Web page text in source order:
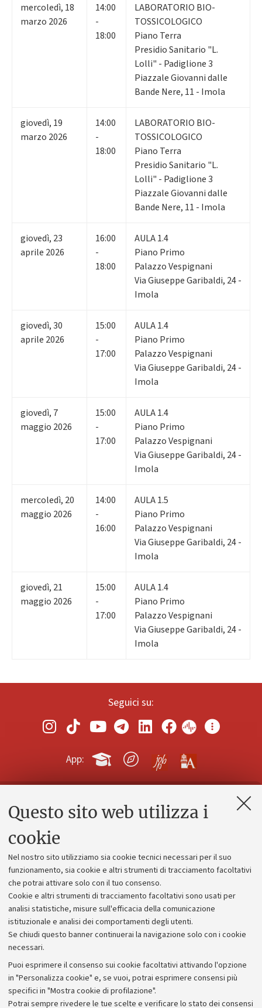
Questo sito web utilizza i
cookie
Nel nostro sito utilizziamo sia cookie tecnici necessari per il suo
funzionamento, sia cookie e altri strumenti di tracciamento facoltativi
che potrai attivare solo con il tuo consenso.
Cookie e altri strumenti di tracciamento facoltativi sono usati per
analisi statistiche, misure sull'efficacia della comunicazione
istituzionale e analisi dei comportamenti degli utenti.
Se chiudi questo banner continuerai la navigazione solo con i cookie
necessari.
Puoi esprimere il consenso sui cookie facoltativi attivando l'opzione
in "Personalizza cookie" e, se vuoi, potrai esprimere consensi più
specifici in "Mostra cookie di profilazione".
Potrai sempre rivedere le tue scelte e verificare lo stato dei consensi
mercoledì, 18
marzo 2026
14:00
-
18:00
LABORATORIO BIO-
TOSSICOLOGICO
Piano Terra
Presidio Sanitario "L.
Lolli" - Padiglione 3
Piazzale Giovanni dalle
Bande Nere, 11 - Imola
giovedì, 19
marzo 2026
14:00
-
18:00
LABORATORIO BIO-
TOSSICOLOGICO
Piano Terra
Presidio Sanitario "L.
Lolli" - Padiglione 3
Piazzale Giovanni dalle
Bande Nere, 11 - Imola
giovedì, 23
aprile 2026
16:00
-
18:00
AULA 1.4
Piano Primo
Palazzo Vespignani
Via Giuseppe Garibaldi, 24 -
Imola
giovedì,30
aprile 2026
15:00
-
17:00
AULA 1.4
Piano Primo
Palazzo Vespignani
Via Giuseppe Garibaldi, 24 -
Imola
giovedì, 7
maggio 2026
15:00
-
17:00
AULA 1.4
Piano Primo
Palazzo Vespignani
Via Giuseppe Garibaldi, 24 -
Imola
mercoledì, 20
maggio 2026
14:00
-
16:00
AULA 1.5
Piano Primo
Palazzo Vespignani
Via Giuseppe Garibaldi, 24 -
Imola
giovedì, 21
maggio 2026
15:00
-
17:00
AULA 1.4
Piano Primo
Palazzo Vespignani
Via Giuseppe Garibaldi, 24 -
Imola
Seguici su:
App:
Contatti e PEC
Alumni community
Piano strategico
Bilanci
Donazioni e 5x1000
Bandi, gare e concorsi
Albo online
Amministrazione trasparente